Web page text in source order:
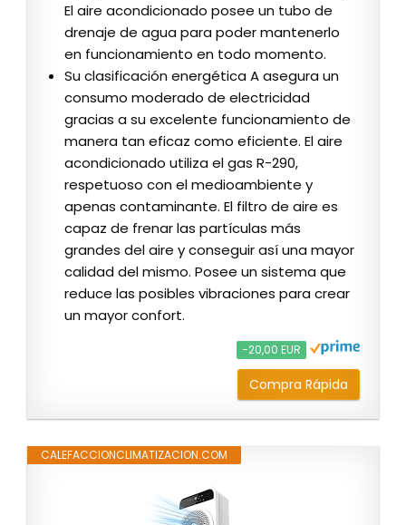
El aire acondicionado posee un tubo de
drenaje de agua para poder mantenerlo
en funcionamiento en todo momento.
Su clasificación energética A asegura un
consumo moderado de electricidad
gracias a su excelente funcionamiento de
manera tan eficaz como eficiente. El aire
acondicionado utiliza el gas R-290,
respetuoso con el medioambiente y
apenas contaminante. El filtro de aire es
capaz de frenar las partículas más
grandes del aire y conseguir así una mayor
calidad del mismo. Posee un sistema que
reduce las posibles vibraciones para crear
un mayor confort.
−20,00 EUR
Compra Rápida
CALEFACCIONCLIMATIZACION.COM